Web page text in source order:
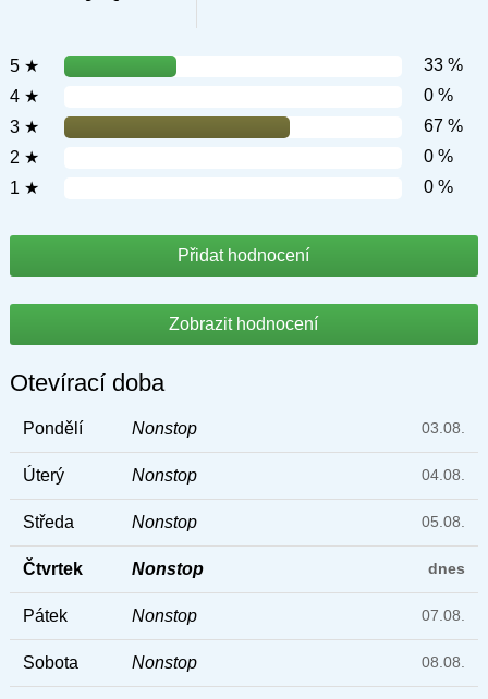
5 ★
33 %
4 ★
0 %
3 ★
67 %
2 ★
0 %
1 ★
0 %
Přidat hodnocení
Zobrazit hodnocení
Otevírací doba
Pondělí Nonstop 03.08.
Úterý Nonstop 04.08.
Středa Nonstop 05.08.
Čtvrtek Nonstop dnes
Pátek Nonstop 07.08.
Sobota Nonstop 08.08.